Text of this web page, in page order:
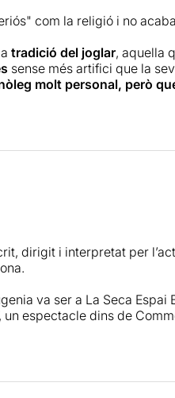
com la religió i no
tradició del joglar, aquella
sense més artifici que la
molt personal, però
recerca sobre
interessant sobre
en Commedia dell'Arte
del camí espiritual de la
riure, gaudeixes veient
cantar a cappella o
dirigit i interpretat per
va ser a La Seca Espai
un espectacle dins de
una obra divertida,